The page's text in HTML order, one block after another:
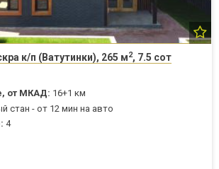
к/п (Ватутинки), 265 м2, 7.5 сот
от МКАД: 16+1 км
стан - от 12 мин на авто
4